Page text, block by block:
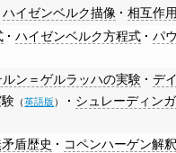
ハイゼンベルク描像 相互作
ハイゼンベルク方程式 パ
ルン＝ゲルラッハの実験 デ
（英語版） シュレーディン
盾歴史 コペンハーゲン解釈